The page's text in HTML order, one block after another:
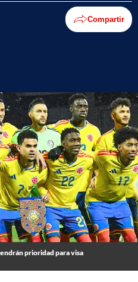
Compartir
prioridad para visa